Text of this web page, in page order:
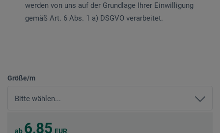
werden von uns auf der Grundlage Ihrer Einwilligung
gemäß Art. 6 Abs. 1 a) DSGVO verarbeitet.
Größe/m
ab 6,85 EUR